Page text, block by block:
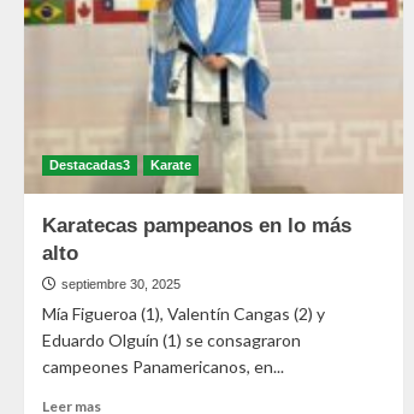
Destacadas3 Karate
Karatecas pampeanos en lo más
alto
septiembre 30, 2025
Mía Figueroa (1), Valentín Cangas (2) y
Eduardo Olguín (1) se consagraron
campeones Panamericanos, en...
Leer mas